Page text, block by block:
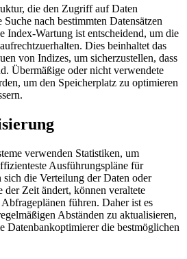
die den Zugriff auf Daten
nach bestimmten Datensätzen
Index-Wartung ist entscheidend, um die
Dies beinhaltet das
von Indizes, um sicherzustellen, dass
Übermäßige oder nicht verwendete
um den Speicherplatz zu optimieren
verwenden Statistiken, um
Ausführungspläne für
die Verteilung der Daten oder
Zeit ändert, können veraltete
führen. Daher ist es
Abständen zu aktualisieren,
Datenbankoptimierer die bestmöglichen